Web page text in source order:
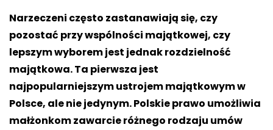
Narzeczeni często zastanawiają się, czy
pozostać przy wspólności majątkowej, czy
lepszym wyborem jest jednak rozdzielność
majątkowa. Ta pierwsza jest
najpopularniejszym ustrojem majątkowym w
Polsce, ale nie jedynym. Polskie prawo umożliwia
małżonkom zawarcie różnego rodzaju umów